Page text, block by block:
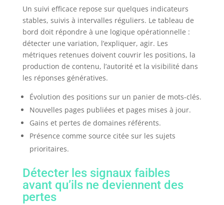
Un suivi efficace repose sur quelques indicateurs
stables, suivis à intervalles réguliers. Le tableau de
bord doit répondre à une logique opérationnelle :
détecter une variation, l’expliquer, agir. Les
métriques retenues doivent couvrir les positions, la
production de contenu, l’autorité et la visibilité dans
les réponses génératives.
Évolution des positions sur un panier de mots-clés.
Nouvelles pages publiées et pages mises à jour.
Gains et pertes de domaines référents.
Présence comme source citée sur les sujets
prioritaires.
Détecter les signaux faibles
avant qu’ils ne deviennent des
pertes